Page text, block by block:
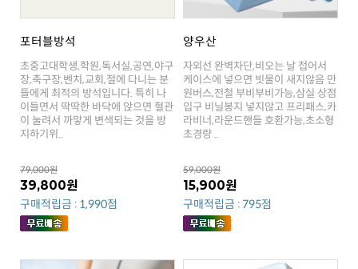
포터블방석
지하기위..
79,000원
39,800원
구매적립금 : 1,990점
양우산
초경량 ..
59,000원
15,900원
구매적립금 : 795점